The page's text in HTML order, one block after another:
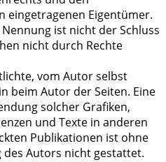
eingetragenen Eigentümer.
ist nicht der Schluss
nicht durch Rechte
vom Autor selbst
beim Autor der Seiten. Eine
solcher Grafiken,
und Texte in anderen
Publikationen ist ohne
Autors nicht gestattet.